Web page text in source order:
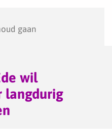
gaan
wil
langdurig